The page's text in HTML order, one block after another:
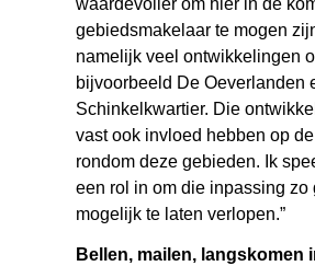
waardevoller om hier in de
gebiedsmakelaar te mogen
namelijk veel ontwikkelingen
bijvoorbeeld De Oeverlanden
Schinkelkwartier. Die
vast ook invloed hebben op
rondom deze gebieden. Ik
een rol in om die inpassing zo
mogelijk te laten verlopen.”
Bellen, mailen, langskomen